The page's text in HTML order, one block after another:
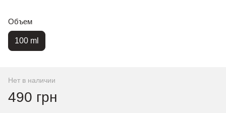
Объем
100 ml
Нет в наличии
490 грн